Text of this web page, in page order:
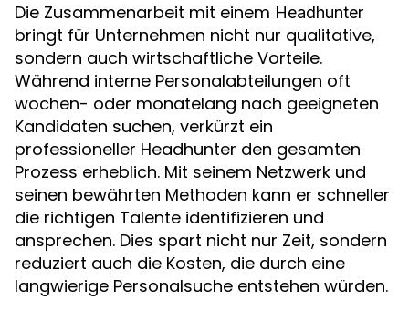
Die Zusammenarbeit mit einem Headhunter
bringt für Unternehmen nicht nur qualitative,
sondern auch wirtschaftliche Vorteile.
Während interne Personalabteilungen oft
wochen- oder monatelang nach geeigneten
Kandidaten suchen, verkürzt ein
professioneller Headhunter den gesamten
Prozess erheblich. Mit seinem Netzwerk und
seinen bewährten Methoden kann er schneller
die richtigen Talente identifizieren und
ansprechen. Dies spart nicht nur Zeit, sondern
reduziert auch die Kosten, die durch eine
langwierige Personalsuche entstehen würden.